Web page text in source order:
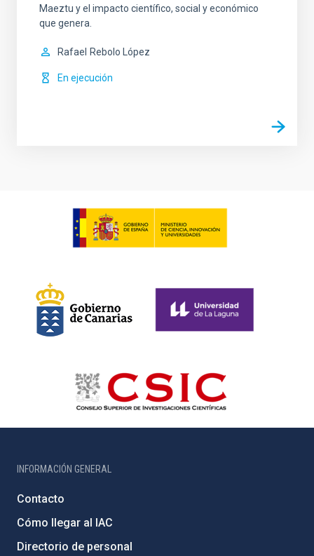
Maeztu y el impacto científico, social y económico
que genera.
Rafael Rebolo López
En ejecución
INFORMACIÓN GENERAL
Contacto
Cómo llegar al IAC
Directorio de personal